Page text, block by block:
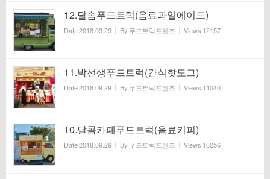
12.달솜푸드트럭(음료과일에이드)
Date2018.09.29 By 푸드트럭프렌즈 Views 12157
11.박선생푸드트럭(간식핫도그)
Date2018.09.29 By 푸드트럭프렌즈 Views 11040
10.달콤카페푸드트럭(음료커피)
Date2018.09.29 By 푸드트럭프렌즈 Views 10256